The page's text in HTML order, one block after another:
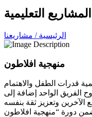
المشاريع التعليمية
الرئيسية / مشاريعنا
منهجية افلاطون
قدرات الطفل والاهتمام
الفريق الواحد إضافة إلى
وتعزيز ثقة بنفسه